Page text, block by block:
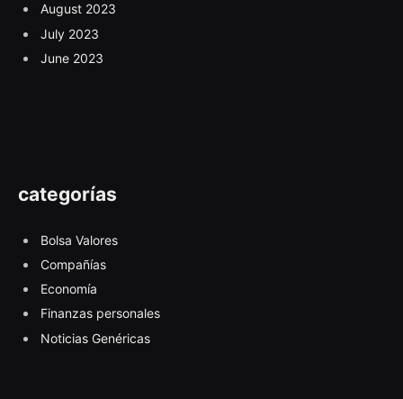
August 2023
July 2023
June 2023
categorías
Bolsa Valores
Compañías
Economía
Finanzas personales
Noticias Genéricas